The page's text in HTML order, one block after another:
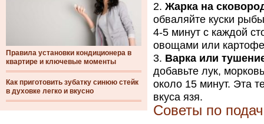
Правила установки кондиционера в
квартире и ключевые моменты
Как приготовить зубатку синюю стейк
в духовке легко и вкусно
Жарка на
обваляйте куски
4-5 минут с каждой
овощами или
Варка или
добавьте лук,
около 15 минут. Эта
вкуса язя.
Советы по